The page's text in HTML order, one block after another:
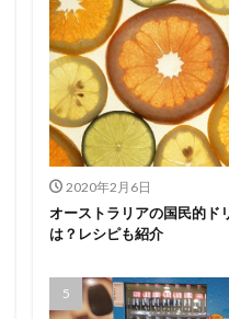
2020年2月6日
オーストラリアの国民的ド
は？レシピも紹介